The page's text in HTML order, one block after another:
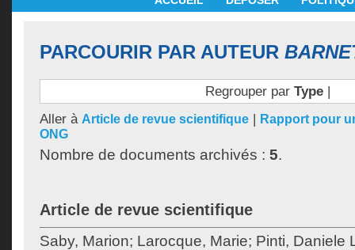
PARCOURIR PAR AUTEUR
Regrouper par Type|
Aller à Article de revue scientifique | Rapport pour
ONG
Nombre de documents archivés : 5.
Article de revue scientifique
Saby, Marion; Larocque, Marie; Pinti, Daniele